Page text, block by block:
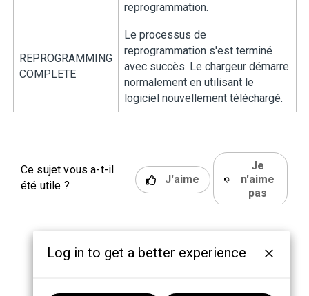
reprogrammation.
REPROGRAMMING
COMPLETE
Le processus de
reprogrammation s'est terminé
avec succès. Le chargeur démarre
normalement en utilisant le
logiciel nouvellement téléchargé.
Ce sujet vous a-t-il
été utile ?
J'aime
Je
n'aime
pas
Log in to get a better experience